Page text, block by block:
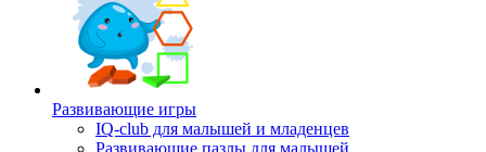
Развивающие игры
IQ-club для малышей и младенцев
Развивающие пазлы для малышей